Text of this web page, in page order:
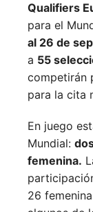
Qualifiers
para el
al 26 de
a 55
competirán
para la cita
En juego
Mundial:
femenina.
26